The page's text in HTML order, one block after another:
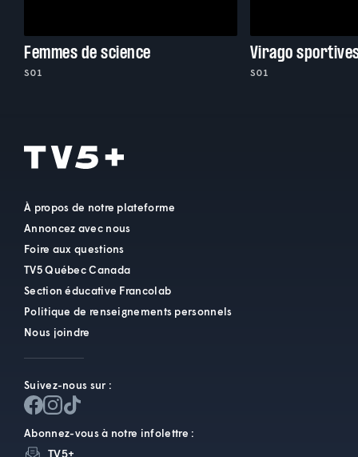
Femmes de science
S01
Virago
S01
À propos de notre plateforme
Annoncez avec nous
Foire aux questions
TV5 Québec Canada
Section éducative Francolab
Politique de renseignements personnels
Nous joindre
Suivez-nous sur :
Abonnez-vous à notre infolettre :
TV5+